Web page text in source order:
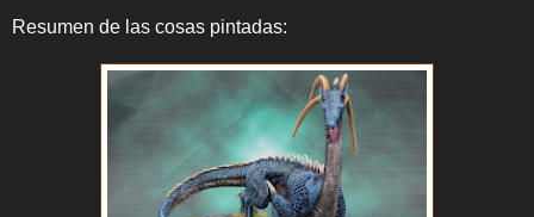
Resumen de las cosas pintadas: